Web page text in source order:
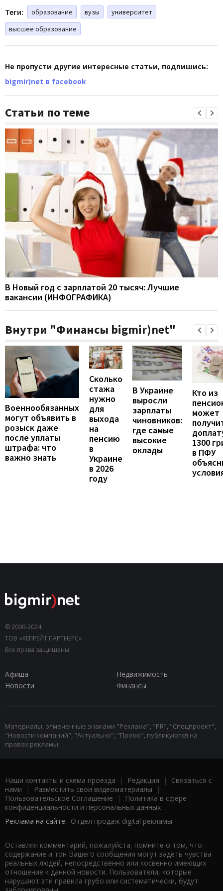
Теги: образование вузы
университет
высшее образование
Не пропусти другие интересные статьи, подпишись:
bigmir)net в facebook
Статьи по теме
В Новый год с зарплатой 20 тысяч: Лучшие
вакансии (ИНФОГРАФИКА)
Внутри "Финансы bigmir)net"
Военнообязанных
могут объявить в
розыск даже
после уплаты
штрафа: что
важно знать
Сколько
стажа
нужно
для
выхода
на
пенсию
в
Украине
в 2026
году
В Украине
выросли
зарплаты
чиновников:
где самые
высокие
оклады
Кто из
может
1300
в ПФУ
© 2000-2024,
ТОВ «КЕПРЕЙТ ПАРТНЕРС».
Все права защищены.
Афиша
Недвижимость
Новости
Финансы
Материалы, отмеченные знаками "Реклама", "PR", "Спецпроект",
"Новости компаний", "Актуально", "Промо", публикуются на
правах рекламы.
Наши контакты и схема проезда | Редакция | Связаться с
нами | Разместить свои видеоматериалы |
Пользовательское Соглашение |
Политика в сфере
конфиденциальности и персональных данных
Реклама на сайте: Отдел продаж digital рекламы
Оставляя комментарий, пожалуйста, помните о том, что
содержание и тон Вашего сообщения могут задеть чувства
реальных людей, непосредственно или косвенно имеющих
отношение к данной новости. Пользователи, которые
нарушают эти правила грубо или систематически, будут